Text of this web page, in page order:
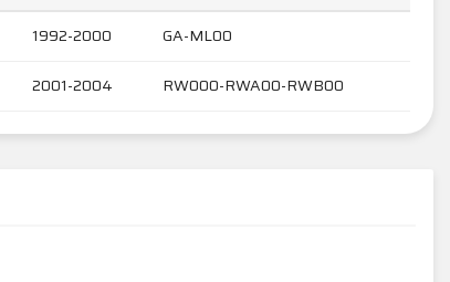
1992-2000 GA-ML00
2001-2004 RW000-RWA00-RWB00